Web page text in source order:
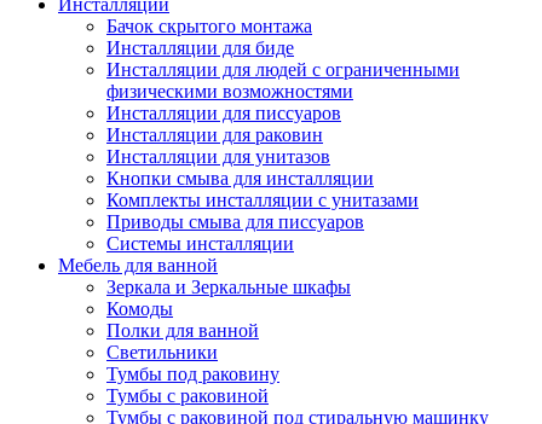
Инсталляции
Бачок скрытого монтажа
Инсталляции для биде
Инсталляции для людей с ограниченными
физическими возможностями
Инсталляции для писсуаров
Инсталляции для раковин
Инсталляции для унитазов
Кнопки смыва для инсталляции
Комплекты инсталляции с унитазами
Приводы смыва для писсуаров
Системы инсталляции
Мебель для ванной
Зеркала и Зеркальные шкафы
Комоды
Полки для ванной
Светильники
Тумбы под раковину
Тумбы с раковиной
Тумбы с раковиной под стиральную машинку